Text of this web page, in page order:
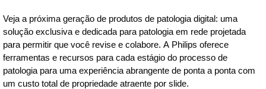
Veja a próxima geração de produtos de patologia digital: uma
solução exclusiva e dedicada para patologia em rede projetada
para permitir que você revise e colabore. A Philips oferece
ferramentas e recursos para cada estágio do processo de
patologia para uma experiência abrangente de ponta a ponta com
um custo total de propriedade atraente por slide.